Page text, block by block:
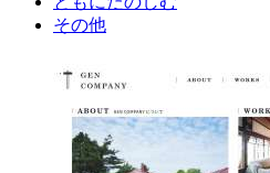
その他